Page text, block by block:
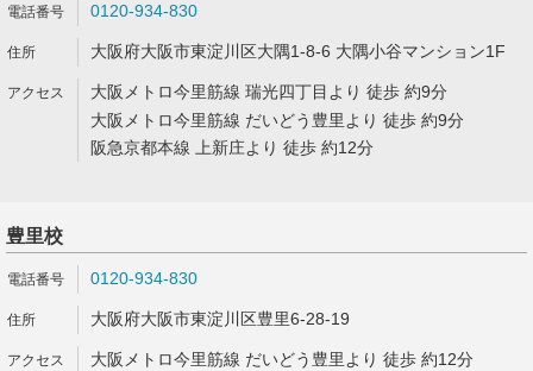
0120-934-830
大阪府大阪市東淀川区大隅1-8-6 大隅小谷マンション1F
大阪メトロ今里筋線 瑞光四丁目より 徒歩 約9分
大阪メトロ今里筋線 だいどう豊里より 徒歩 約9分
阪急京都本線 上新庄より 徒歩 約12分
豊里校
0120-934-830
大阪府大阪市東淀川区豊里6-28-19
大阪メトロ今里筋線 だいどう豊里より 徒歩 約12分